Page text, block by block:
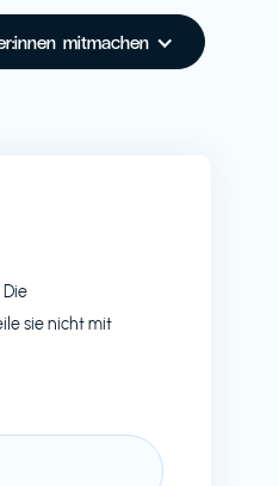
mitmachen
sie nicht mit